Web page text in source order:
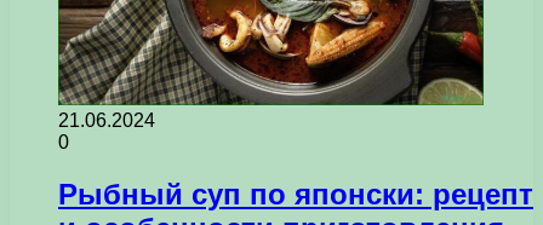
21.06.2024
0
Рыбный суп по японски: рецепт